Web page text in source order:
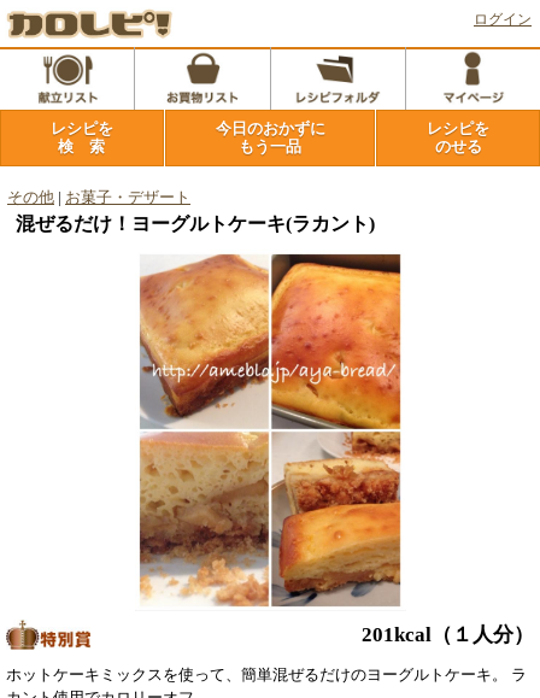
ログイン
レシピを
検 索
今日のおかずに
もう一品
レシピを
のせる
その他 お菓子・デザート
混ぜるだけ！ヨーグルトケーキ(ラカント)
201kcal （１人分）
ホットケーキミックスを使って、簡単混ぜるだけのヨーグルトケーキ。 ラ